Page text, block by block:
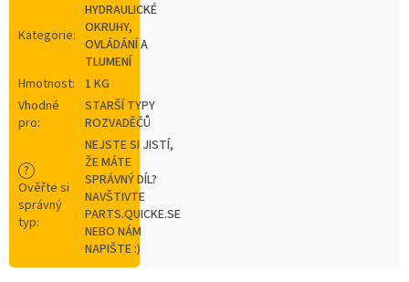
Kategorie:
HYDRAULICKÉ
OKRUHY,
OVLÁDÁNÍ A
TLUMENÍ
Hmotnost:
1 KG
Vhodné
pro:
STARŠÍ TYPY
ROZVADĚČŮ
?
Ověřte si
správný
typ:
NEJSTE SI JISTÍ,
ŽE MÁTE
SPRÁVNÝ DÍL?
NAVŠTIVTE
PARTS.QUICKE.SE
NEBO NÁM
NAPIŠTE :)